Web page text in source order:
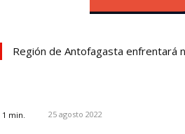
Región de Antofagasta enfrentará
1 min. 25 agosto 2022